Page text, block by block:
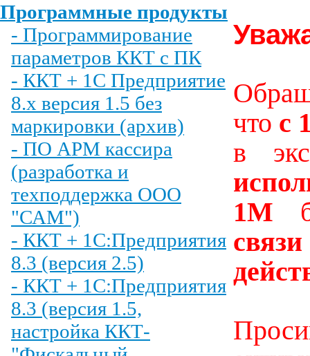
Программные продукты
- Программирование
параметров ККТ с ПК
- ККТ + 1С Предприятие
8.х версия 1.5 без
маркировки (архив)
- ПО АРМ кассира
(разработка и
техподдержка ООО
"САМ")
- ККТ + 1С:Предприятия
8.3 (версия 2.5)
- ККТ + 1С:Предприятия
8.3 (версия 1.5,
настройка ККТ-
что с
в
1М